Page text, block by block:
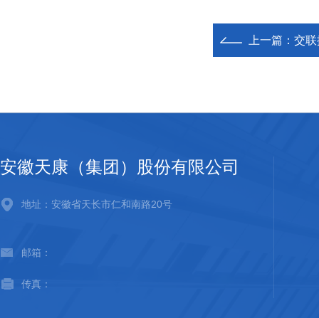
上一篇： 交
安徽天康（集团）股份有限公司
地址：安徽省天长市仁和南路20号
邮箱：
传真：